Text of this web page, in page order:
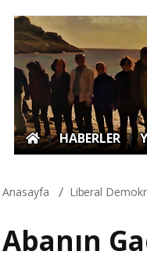
|HABERLER|
Anasayfa Liberal
Abanın